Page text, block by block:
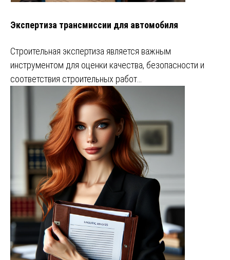
Экспертиза трансмиссии для автомобиля
Строительная экспертиза является важным
инструментом для оценки качества, безопасности и
соответствия строительных работ…